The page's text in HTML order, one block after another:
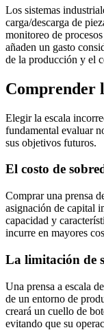
Los sistemas
carga/descarga de
monitoreo de
añaden un gasto
de la producción y el
Comprender
Elegir la escala
fundamental evaluar
sus objetivos futuros.
El costo de
Comprar una prensa
asignación de capital
capacidad y
incurre en mayores
La limitación de
Una prensa a escala
de un entorno de
creará un cuello de
evitando que su